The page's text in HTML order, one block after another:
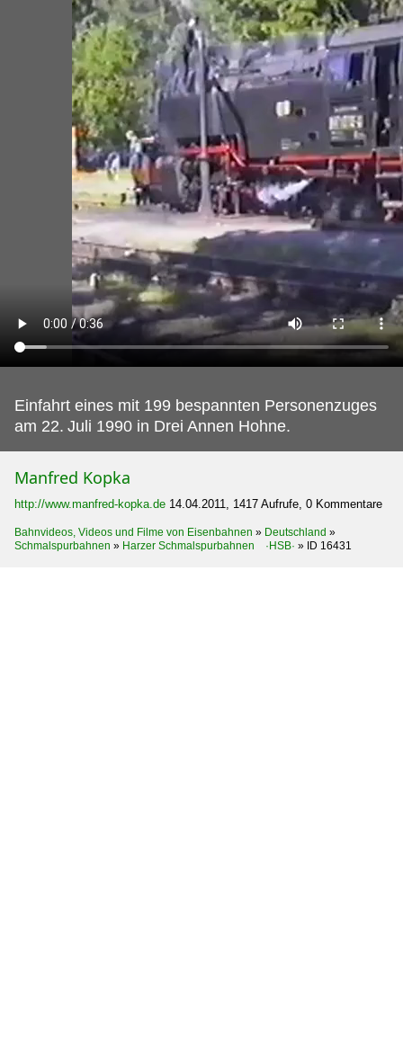
Einfahrt eines mit 199 bespannten Personenzuges
am 22. Juli 1990 in Drei Annen Hohne.
Manfred Kopka
http://www.manfred-kopka.de 14.04.2011, 1417 Aufrufe, 0 Kommentare
Bahnvideos, Videos und Filme von Eisenbahnen » Deutschland »
Schmalspurbahnen » Harzer Schmalspurbahnen ·HSB· » ID 16431